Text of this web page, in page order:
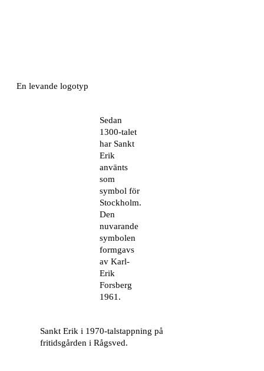
En levande logotyp
Sedan
1300-talet
har Sankt
Erik
använts
som
symbol för
Stockholm.
Den
nuvarande
symbolen
formgavs
av Karl-
Erik
Forsberg
1961.
Sankt Erik i 1970-talstappning på
fritidsgården i Rågsved.